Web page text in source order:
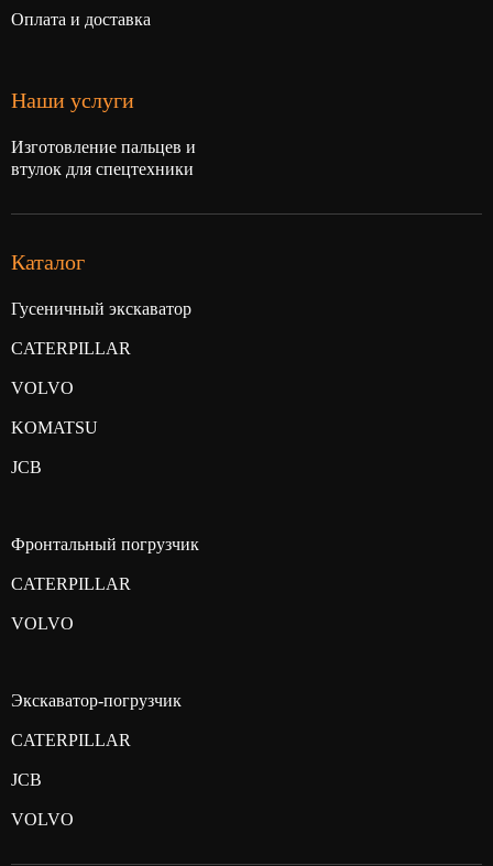
Наши услуги
Изготовление пальцев и
втулок для спецтехники
Оплата и доставка
Каталог
Гусеничный экскаватор
CATERPILLAR
VOLVO
KOMATSU
JCB
Фронтальный погрузчик
CATERPILLAR
VOLVO
Экскаватор-погрузчик
CATERPILLAR
JCB
VOLVO